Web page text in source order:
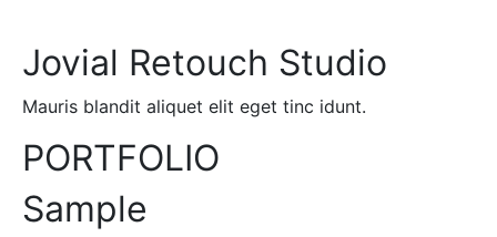
Jovial Retouch Studio
Mauris blandit aliquet elit eget tinc idunt.
PORTFOLIO
Sample